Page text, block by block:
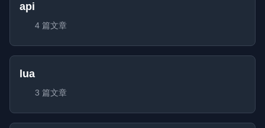
api
4 篇文章
lua
3 篇文章